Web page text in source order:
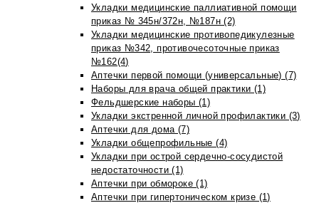
Укладки медицинские паллиативной помощи
приказ № 345н/372н, №187н (2)
Укладки медицинские противопедикулезные
приказ №342, противочесоточные приказ
№162(4)
Аптечки первой помощи (универсальные) (7)
Наборы для врача общей практики (1)
Фельдшерские наборы (1)
Укладки экстренной личной профилактики (3)
Аптечки для дома (7)
Укладки общепрофильные (4)
Укладки при острой сердечно-сосудистой
недостаточности (1)
Аптечки при обмороке (1)
Аптечки при гипертоническом кризе (1)